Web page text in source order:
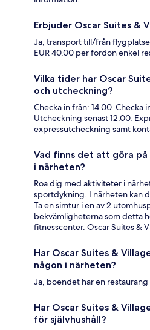
Erbjuder Oscar Suites &
Ja, transport till/från
EUR 40.00 per fordon enkel
Vilka tider har Oscar
och utcheckning?
Checka in från: 14.00. Checka
Utcheckning senast 12.00.
expressutcheckning samt
Vad finns det att göra på
i närheten?
Roa dig med aktiviteter i
sportdykning. I närheten kan
Ta en simtur i en av 2
bekvämligheterna som detta
fitnesscenter. Oscar Suites &
Har Oscar Suites &
någon i närheten?
Ja, boendet har en
Har Oscar Suites &
för självhushåll?